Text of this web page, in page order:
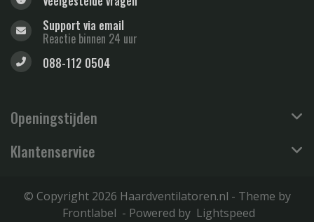
Support via email
Reactie binnen 24 uur
088-112 0504
Openingstijden
Klantenservice
© Copyright 2026 Haardventilatoren.nl - Theme by
Frontlabel - Powered by Lightspeed